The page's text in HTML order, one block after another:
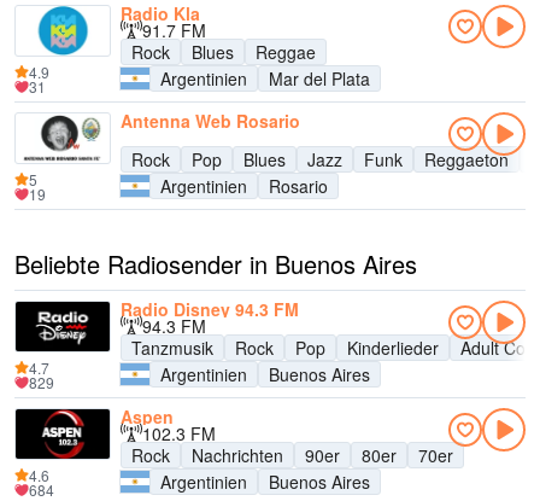
Radio Kla
91.7 FM
Rock
Blues
Reggae
Argentinien
Mar del Plata
4.9
31
Antenna Web Rosario
Rock
Pop Blues Jazz Funk Reggaeton
Argentinien
Rosario
5
19
Beliebte Radiosender in Buenos Aires
Radio Disney 94.3 FM
94.3 FM
Tanzmusik
Rock Pop Kinderlieder
Adult
Argentinien
Buenos Aires
4.7
829
Aspen
102.3 FM
Rock
Nachrichten 90er 80er
70er
Argentinien
Buenos Aires
4.6
684